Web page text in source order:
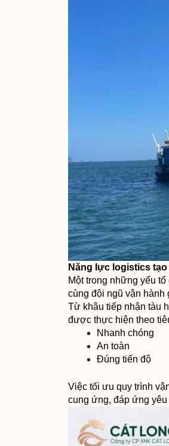
Năng lực logistics
Một trong những yếu
cùng đội ngũ vận hành
Từ khâu tiếp nhận tàu
được thực hiện theo
Nhanh chóng
An toàn
Đúng tiến độ
Việc tối ưu quy trình
cung ứng, đáp ứng